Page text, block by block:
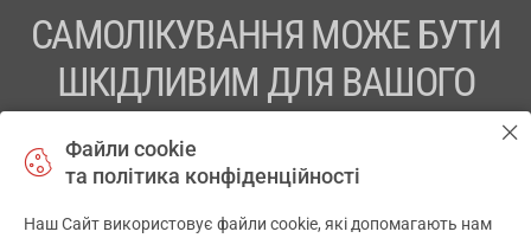
САМОЛІКУВАННЯ МОЖЕ БУТИ
ШКІДЛИВИМ ДЛЯ ВАШОГО
ПЕРЕД ЗАСТОСУВАННЯМ ПРЕПАРАТУ ПРОКОНСУЛЬТУЙТЕСЬ
Файли cookie
та політика конфіденційності
Наш Сайт використовує файли cookie, які допомагають нам